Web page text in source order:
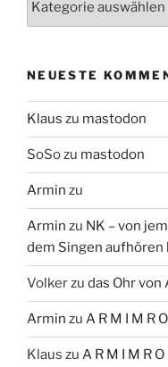
NEUESTE
Klaus zu mastodon
SoSozu mastodon
Armin zu
Armin zu NK – von
dem Singen aufhören
Volkerzu das Ohr von
Armin zu A R M I M R
Klaus zu A R M I M R O